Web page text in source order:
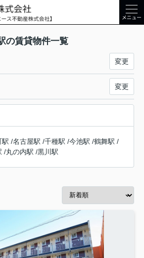
メニュー
の賃貸物件一覧
変更
変更
駅 /名古屋駅 /千種駅 /今池駅 /鶴舞駅 /
/丸の内駅 /黒川駅